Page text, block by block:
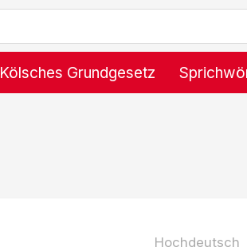
Kölsches Grundgesetz
Hochdeutsch